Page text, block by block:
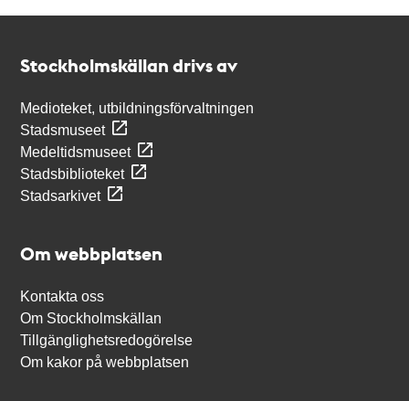
Stockholmskällan drivs av
Medioteket, utbildningsförvaltningen
Stadsmuseet
Medeltidsmuseet
Stadsbiblioteket
Stadsarkivet
Om webbplatsen
Kontakta oss
Om Stockholmskällan
Tillgänglighetsredogörelse
Om kakor på webbplatsen